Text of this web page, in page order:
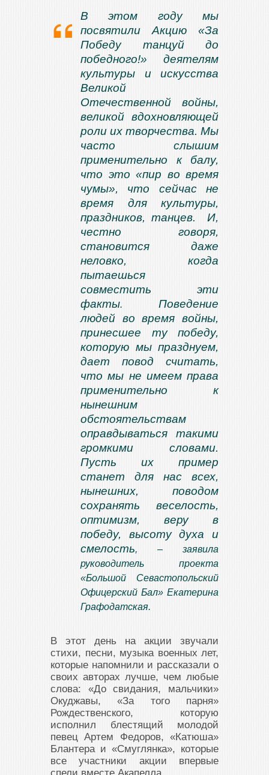
В этом году мы
посвятили Акцию «За
Победу танцуй до
победного!» деятелям
культуры и искусства
Великой
Отечественной войны,
великой вдохновляющей
роли их творчества. Мы
часто слышим
применительно к балу,
что это «пир во время
чумы», что сейчас не
время для культуры,
праздников, танцев. И,
честно говоря,
становится даже
неловко, когда
пытаешься
совместить эти
факты.
Поведение
людей во время войны,
принесшее ту победу,
которую мы празднуем,
дает повод считать,
что мы не имеем права
применительно к
нынешним
обстоятельствам
оправдываться такими
громкими словами.
Пусть их пример
станет для нас всех,
нынешних, поводом
сохранять веселость,
оптимизм, веру в
победу, высоту духа и
смелость, – заявила
руководитель проекта
«Большой Севастопольский
Офицерский Бал» Екатерина
Графодатская.
В этот день на акции звучали
стихи, песни, музыка военных лет,
которые напомнили и рассказали о
своих авторах лучше, чем любые
слова: «До свидания, мальчики»
Окуджавы, «За того парня»
Рождественского, которую
исполнил блестящий молодой
певец Артем Федоров, «Катюша»
Блантера и «Смуглянка», которые
все участники акции впервые